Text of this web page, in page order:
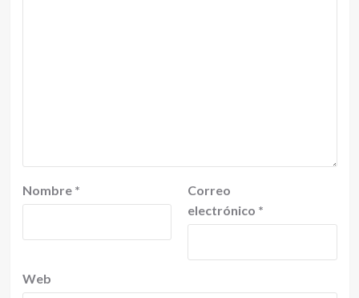
Nombre *
Correo
electrónico *
Web